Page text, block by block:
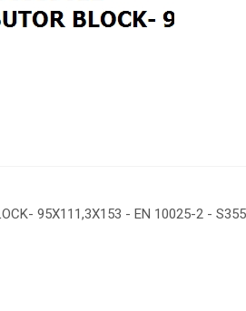
95X111,3X153 - EN 10025-2 -